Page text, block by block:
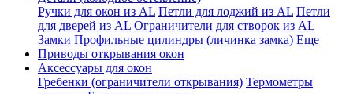
Ручки для окон из AL Петли для лоджий из AL Петли
для дверей из AL Ограничители для створок из AL
Замки Профильные цилиндры (личинка замка) Еще
Приводы открывания окон
Аксессуары для окон
Гребенки (ограничители открывания) Термометры